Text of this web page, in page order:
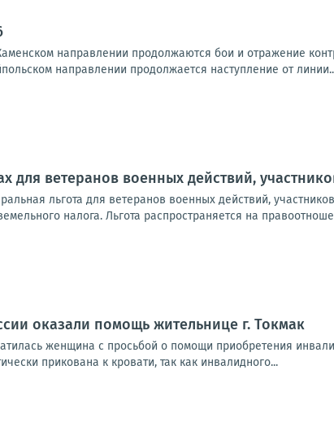
направлении продолжаются бои и отражение
направлении продолжается наступление от
для ветеранов военных действий,
льгота для ветеранов военных действий,
налога. Льгота распространяется на
оказали помощь жительнице г. Токмак
женщина с просьбой о помощи приобретения
прикована к кровати, так как инвалидного...